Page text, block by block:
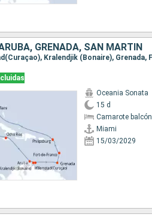
GRENADA, SAN MARTÍN
Oceania Sonata
15 d
Camarote balcón
Miami
15/03/2029